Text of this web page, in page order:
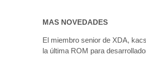
MAS NOVEDADES
El miembro senior de XDA,
la última ROM para